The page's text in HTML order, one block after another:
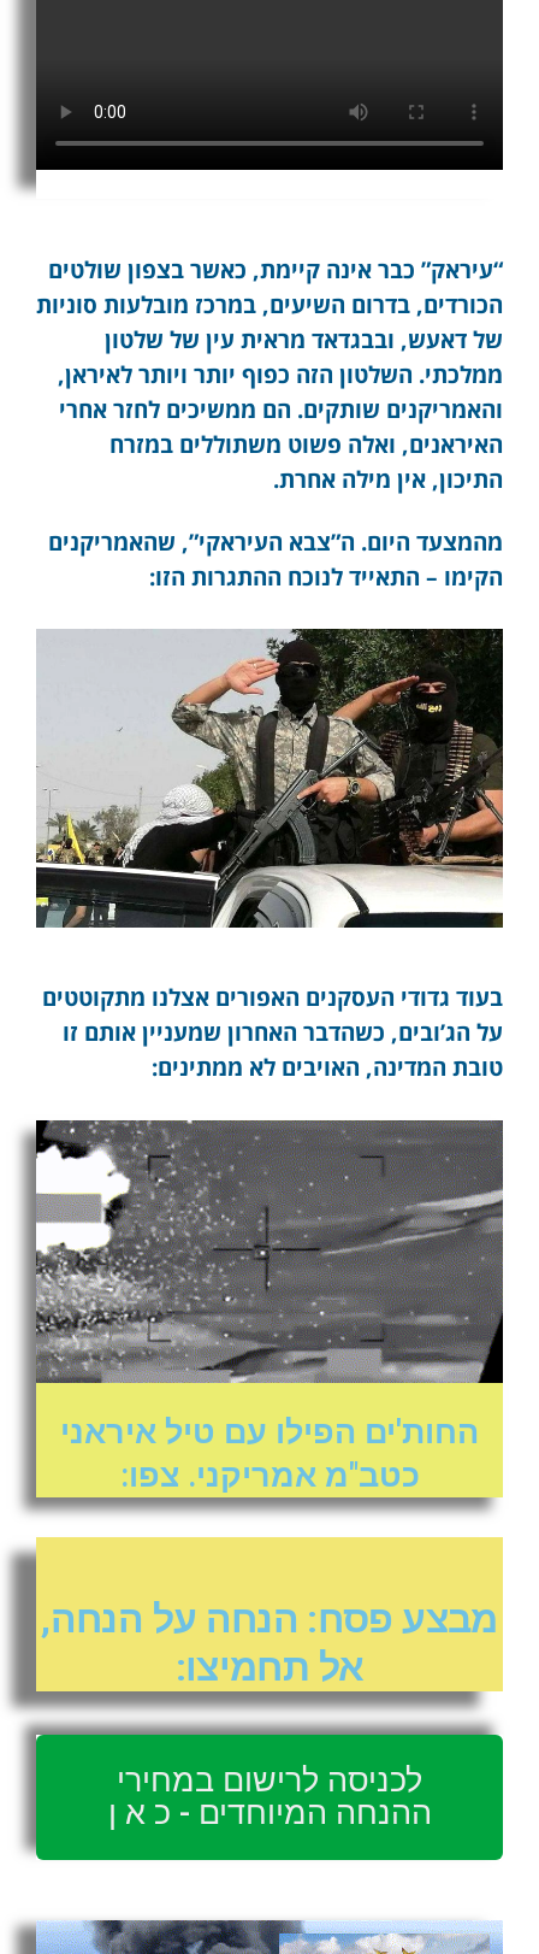
“עיראק” כבר אינה קיימת, כאשר בצפון שולטים
הכורדים, בדרום השיעים, במרכז מובלעות סוניות
של דאעש, ובבגדאד מראית עין של שלטון
ממלכתי. השלטון הזה כפוף יותר ויותר לאיראן,
והאמריקנים שותקים. הם ממשיכים לחזר אחרי
האיראנים, ואלה פשוט משתוללים במזרח
התיכון, אין מילה אחרת.
מהמצעד היום. ה”צבא העיראקי”, שהאמריקנים
הקימו – התאייד לנוכח ההתגרות הזו:
בעוד גדודי העסקנים האפורים אצלנו מתקוטטים
על הג’ובים, כשהדבר האחרון שמעניין אותם זו
טובת המדינה, האויבים לא ממתינים:
החות'ים הפילו עם טיל איראני
כטב"מ אמריקני. צפו:
מבצע פסח: הנחה על הנחה,
אל תחמיצו:
לכניסה לרישום במחירי
ההנחה המיוחדים - כ א ן